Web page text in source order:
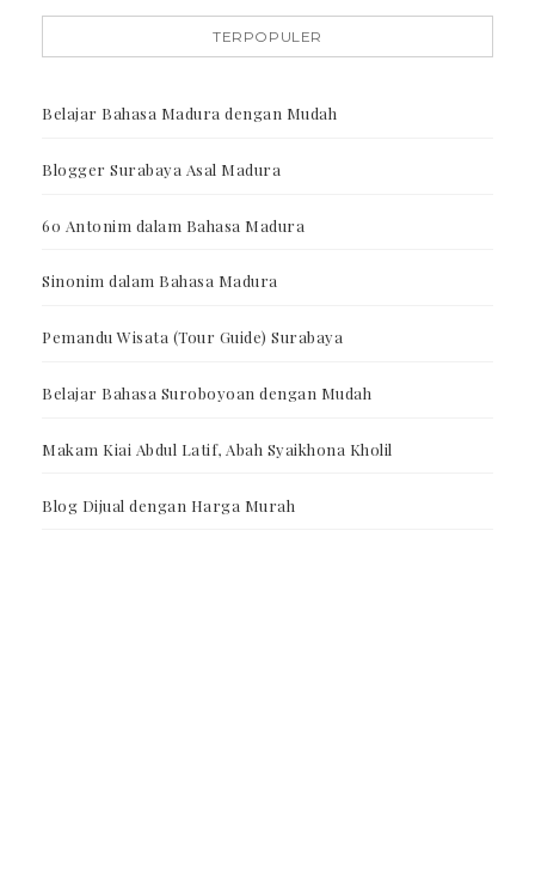
TERPOPULER
Belajar Bahasa Madura dengan Mudah
Blogger Surabaya Asal Madura
60 Antonim dalam Bahasa Madura
Sinonim dalam Bahasa Madura
Pemandu Wisata (Tour Guide) Surabaya
Belajar Bahasa Suroboyoan dengan Mudah
Makam Kiai Abdul Latif, Abah Syaikhona Kholil
Blog Dijual dengan Harga Murah